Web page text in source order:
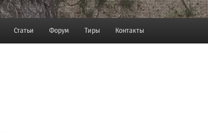
Статьи Форум Тиры Контакты